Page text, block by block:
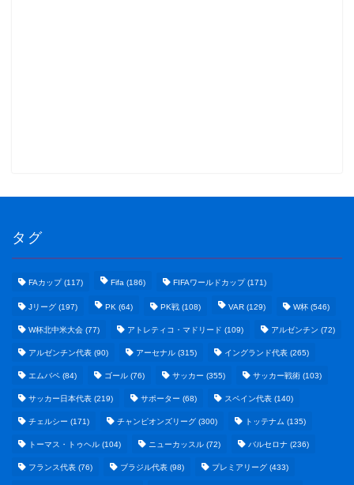
タグ
FAカップ(117) Fifa (186) FIFAワールドカップ(171)
Jリーグ (197) PK (64) PK戦 (108) VAR (129) W杯 (546)
W杯北中米大会 (77) アトレティコ・マドリード (109) アルゼンチン (72)
アルゼンチン代表 (90) アーセナル (315) イングランド代表 (265)
エムバペ (84) ゴール (76) サッカー (355) サッカー戦術 (103)
サッカー日本代表 (219) サポーター (68) スペイン代表 (140)
チェルシー (171) チャンピオンズリーグ (300) トッテナム (135)
トーマス・トゥヘル (104) ニューカッスル (72) バルセロナ (236)
フランス代表 (76) ブラジル代表 (98) プレミアリーグ (433)